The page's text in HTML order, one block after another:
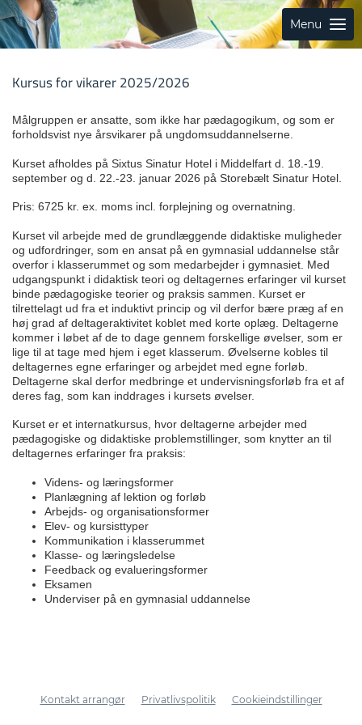
Menu
Kursus for vikarer 2025/2026
Målgruppen er ansatte, som ikke har pædagogikum, og som er
forholdsvist nye årsvikarer på ungdomsuddannelserne.
Kurset afholdes på Sixtus Sinatur Hotel i Middelfart d. 18.-19.
september og d. 22.-23. januar 2026 på Storebælt Sinatur Hotel.
Pris: 6725 kr. ex. moms incl. forplejning og overnatning.
Kurset vil arbejde med de grundlæggende didaktiske muligheder
og udfordringer, som en ansat på en gymnasial uddannelse står
overfor i klasserummet og som medarbejder i gymnasiet. Med
udgangspunkt i didaktisk teori og deltagernes erfaringer vil kurset
binde pædagogiske teorier og praksis sammen. Kurset er
tilrettelagt ud fra et induktivt princip og vil derfor bære præg af en
høj grad af deltageraktivitet koblet med korte oplæg. Deltagerne
kommer i løbet af de to dage gennem forskellige øvelser, som er
lige til at tage med hjem i eget klasserum. Øvelserne kobles til
deltagernes egne erfaringer og arbejdet med egne forløb.
Deltagerne skal derfor medbringe et undervisningsforløb fra et af
deres fag, som kan inddrages i kursets øvelser.
Kurset er et internatkursus, hvor deltagerne arbejder med
pædagogiske og didaktiske problemstillinger, som knytter an til
deltagernes erfaringer fra praksis:
Videns- og læringsformer
Planlægning af lektion og forløb
Arbejds- og organisationsformer
Elev- og kursisttyper
Kommunikation i klasserummet
Klasse- og læringsledelse
Feedback og evalueringsformer
Eksamen
Underviser på en gymnasial uddannelse
Kontakt arrangør Privatlivspolitik Cookieindstillinger